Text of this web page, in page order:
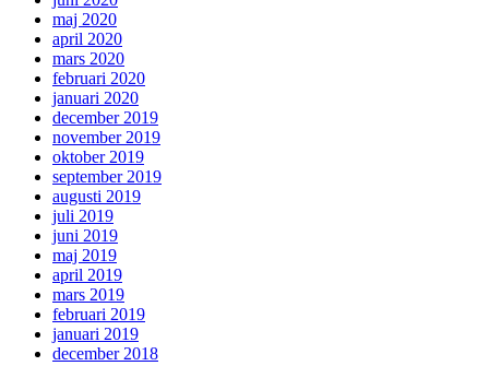
maj 2020
april 2020
mars 2020
februari 2020
januari 2020
december 2019
november 2019
oktober 2019
september 2019
augusti 2019
juli 2019
juni 2019
maj 2019
april 2019
mars 2019
februari 2019
januari 2019
december 2018